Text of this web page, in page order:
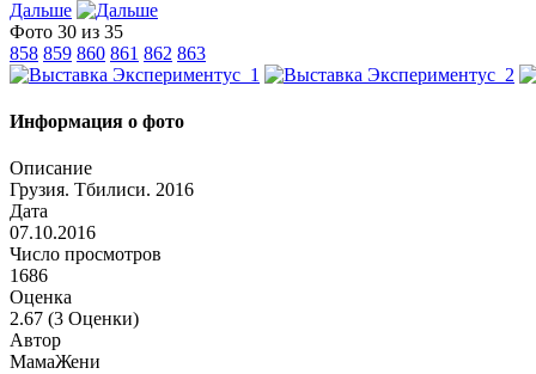
Дальше
Фото 30 из 35
858 859 860 861 862 863
Информация о фото
Описание
Грузия. Тбилиси. 2016
Дата
07.10.2016
Число просмотров
1686
Оценка
2.67 (3 Оценки)
Автор
МамаЖени